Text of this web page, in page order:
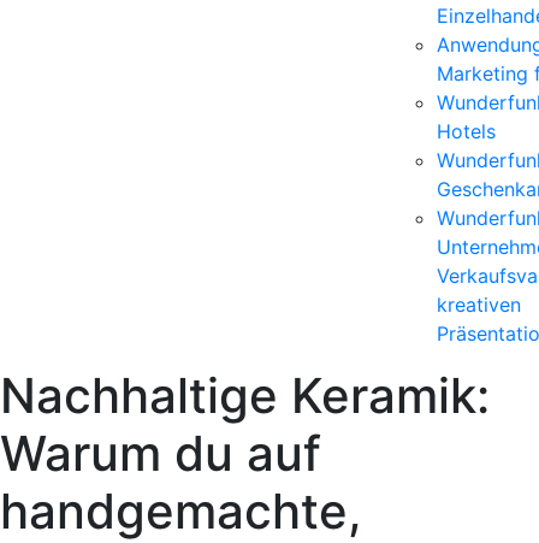
Marketing
Hotels
kreativen
Nachhaltige Keramik:
Warum du auf
handgemachte,